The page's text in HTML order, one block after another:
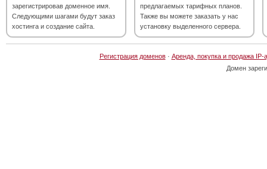
зарегистрировав доменное имя.
Следующими шагами будут заказ
хостинга и создание сайта.
предлагаемых тарифных планов.
Также вы можете заказать у нас
установку выделенного сервера.
Регистрация доменов· Аренда, покупка и продажа IP-
Домен